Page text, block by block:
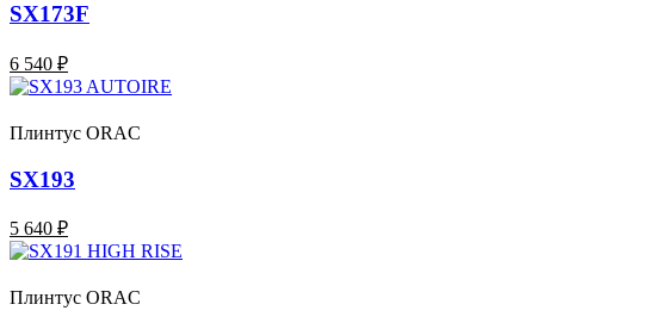
SX173F
6 540 ₽
Плинтус ORAC
SX193
5 640 ₽
Плинтус ORAC